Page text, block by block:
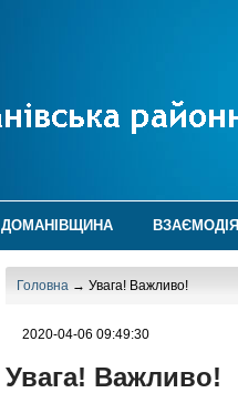
ДОМАНІВЩИНА
Головна → Увага! Важливо!
2020-04-06 09:49:30
Увага! Важливо!